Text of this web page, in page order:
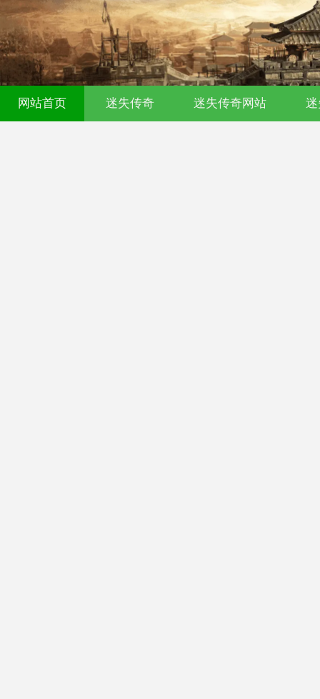
网站首页 迷失传奇 迷失传奇网站